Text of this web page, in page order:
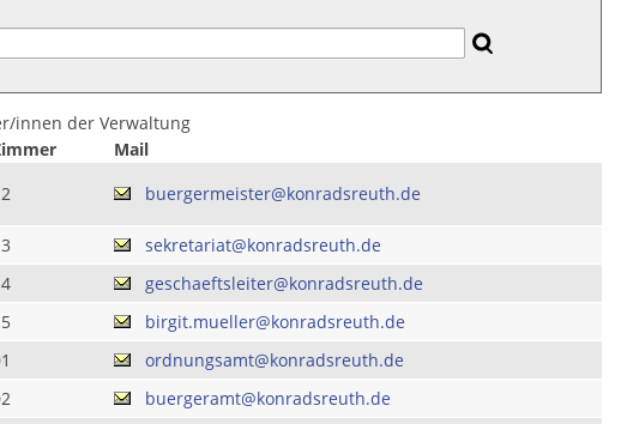
innen der Verwaltung
Mail
buergermeister@konradsreuth.de
sekretariat@konradsreuth.de
geschaeftsleiter@konradsreuth.de
birgit.mueller@konradsreuth.de
ordnungsamt@konradsreuth.de
buergeramt@konradsreuth.de